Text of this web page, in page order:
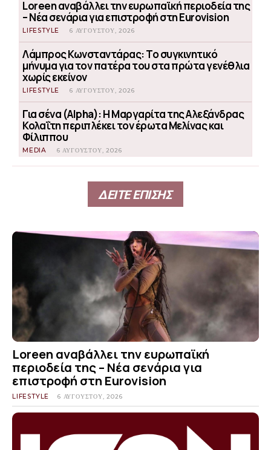
Loreen αναβάλλει την ευρωπαϊκή περιοδεία της
– Νέα σενάρια για επιστροφή στη Eurovision
LIFESTYLE 6 ΑΥΓΟΎΣΤΟΥ, 2026
Λάμπρος Κωνσταντάρας: Το συγκινητικό
μήνυμα για τον πατέρα του στα πρώτα γενέθλια
χωρίς εκείνον
LIFESTYLE 6 ΑΥΓΟΎΣΤΟΥ, 2026
Για σένα (Alpha): Η Μαργαρίτα της Αλεξάνδρας
Κολαΐτη περιπλέκει τον έρωτα Μελίνας και
Φίλιππου
MEDIA 6 ΑΥΓΟΎΣΤΟΥ, 2026
ΔΕΙΤΕ ΕΠΙΣΗΣ
Loreen αναβάλλει την ευρωπαϊκή
περιοδεία της – Νέα σενάρια για
επιστροφή στη Eurovision
LIFESTYLE 6 ΑΥΓΟΎΣΤΟΥ, 2026